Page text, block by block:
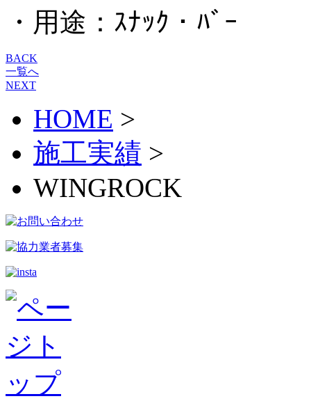
・用途：ｽﾅｯｸ・ﾊﾞｰ
BACK
一覧へ
NEXT
HOME >
施工実績 >
WINGROCK